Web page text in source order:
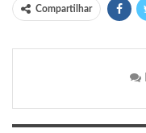
Compartilhar